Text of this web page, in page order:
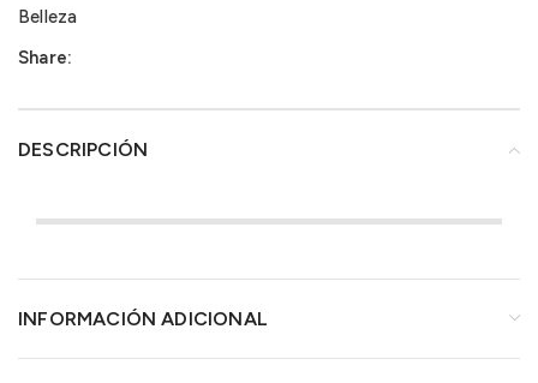
Belleza
Share:
DESCRIPCIÓN
INFORMACIÓN ADICIONAL